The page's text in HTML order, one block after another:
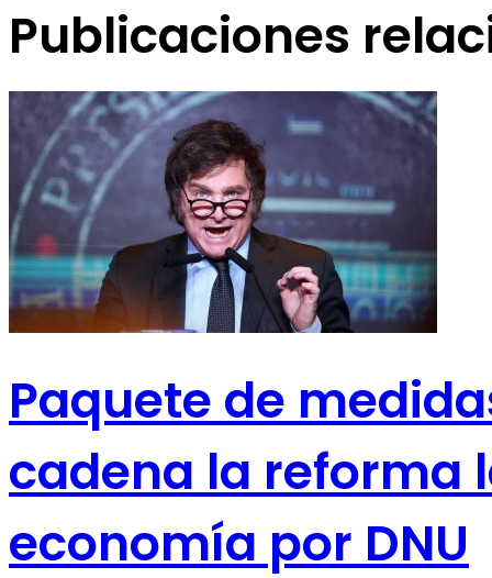
Publicaciones
Paquete de
cadena la reforma
economía por DNU